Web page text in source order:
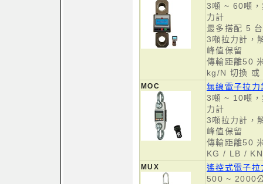
3噸 ~ 60噸，
力計
最多搭配 5
3噸拉力計，
峰值保留
傳輸距離50
kg/N 切換
MOC
無線電子拉力
3噸 ~ 10噸，
力計
3噸拉力計，
峰值保留
傳輸距離50
KG / LB /
MUX
遙控式電子拉
500 ~ 2000